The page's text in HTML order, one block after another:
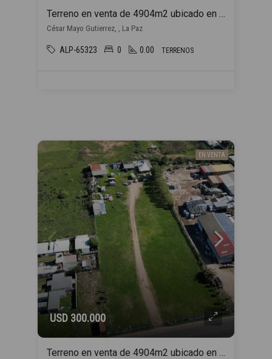
Terreno en venta de 4904m2 ubicado en La Paz
César Mayo Gutierrez, , La Paz
ALP-65323 0 0.00 TERRENOS
EN VENTA
USD 300.000
Terreno en venta de 4904m2 ubicado en La Paz